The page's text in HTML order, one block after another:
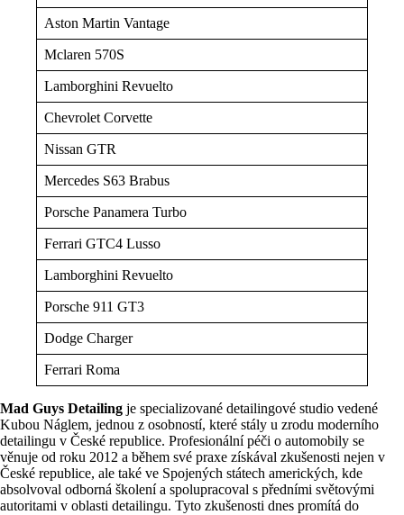
Aston Martin Vantage
Mclaren 570S
Lamborghini Revuelto
Chevrolet Corvette
Nissan GTR
Mercedes S63 Brabus
Porsche Panamera Turbo
Ferrari GTC4 Lusso
Lamborghini Revuelto
Porsche 911 GT3
Dodge Charger
Ferrari Roma
Mad Guys Detailing je specializované detailingové studio vedené
Kubou Náglem, jednou z osobností, které stály u zrodu moderního
detailingu v České republice. Profesionální péči o automobily se
věnuje od roku 2012 a během své praxe získával zkušenosti nejen v
České republice, ale také ve Spojených státech amerických, kde
absolvoval odborná školení a spolupracoval s předními světovými
autoritami v oblasti detailingu. Tyto zkušenosti dnes promítá do